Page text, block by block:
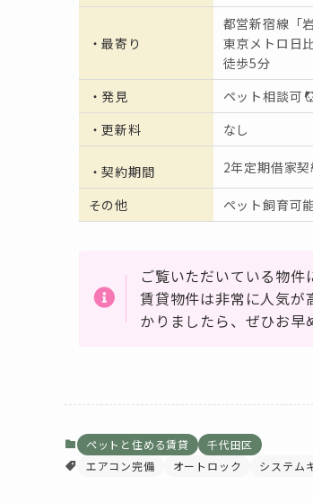
・最寄り
都営新宿線「
東京メトロ日
徒歩5分
・発見
ペット相談可
・更新料
なし
・契約期間 2年定期借家契
その他 ペット飼育可
ご覧いただいている物
賃貸物件は非常に人気が
かりましたら、ぜひお早
ペットと住める賃貸
千代田区
エアコン完備
オートロック システム